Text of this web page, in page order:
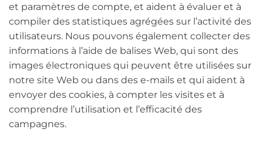
et paramètres de compte, et aident à évaluer et à
compiler des statistiques agrégées sur l’activité des
utilisateurs. Nous pouvons également collecter des
informations à l’aide de balises Web, qui sont des
images électroniques qui peuvent être utilisées sur
notre site Web ou dans des e-mails et qui aident à
envoyer des cookies, à compter les visites et à
comprendre l’utilisation et l’efficacité des
campagnes.